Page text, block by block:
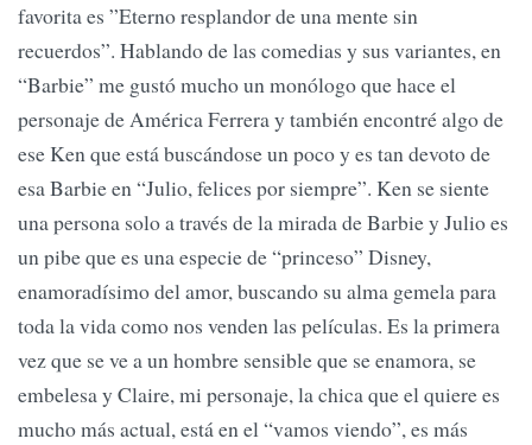
favorita es ”Eterno resplandor de una mente sin
recuerdos”. Hablando de las comedias y sus variantes, en
“Barbie” me gustó mucho un monólogo que hace el
personaje de América Ferrera y también encontré algo de
ese Ken que está buscándose un poco y es tan devoto de
esa Barbie en “Julio, felices por siempre”. Ken se siente
una persona solo a través de la mirada de Barbie y Julio es
un pibe que es una especie de “princeso” Disney,
enamoradísimo del amor, buscando su alma gemela para
toda la vida como nos venden las películas. Es la primera
vez que se ve a un hombre sensible que se enamora, se
embelesa y Claire, mi personaje, la chica que el quiere es
mucho más actual, está en el “vamos viendo”, es más